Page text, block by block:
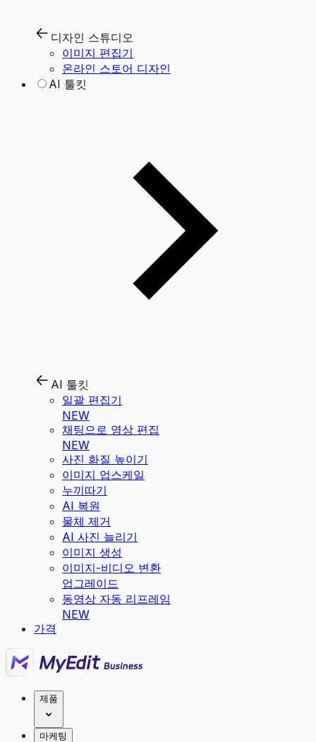
디자인 스튜디오
이미지 편집기
온라인 스토어 디자인
AI 툴킷
AI 툴킷
일괄 편집기
NEW
채팅으로 영상 편집
NEW
사진 화질 높이기
이미지 업스케일
누끼따기
AI 복원
물체 제거
AI 사진 늘리기
이미지 생성
이미지-비디오 변환
업그레이드
동영상 자동 리프레임
NEW
가격
제품
마케팅